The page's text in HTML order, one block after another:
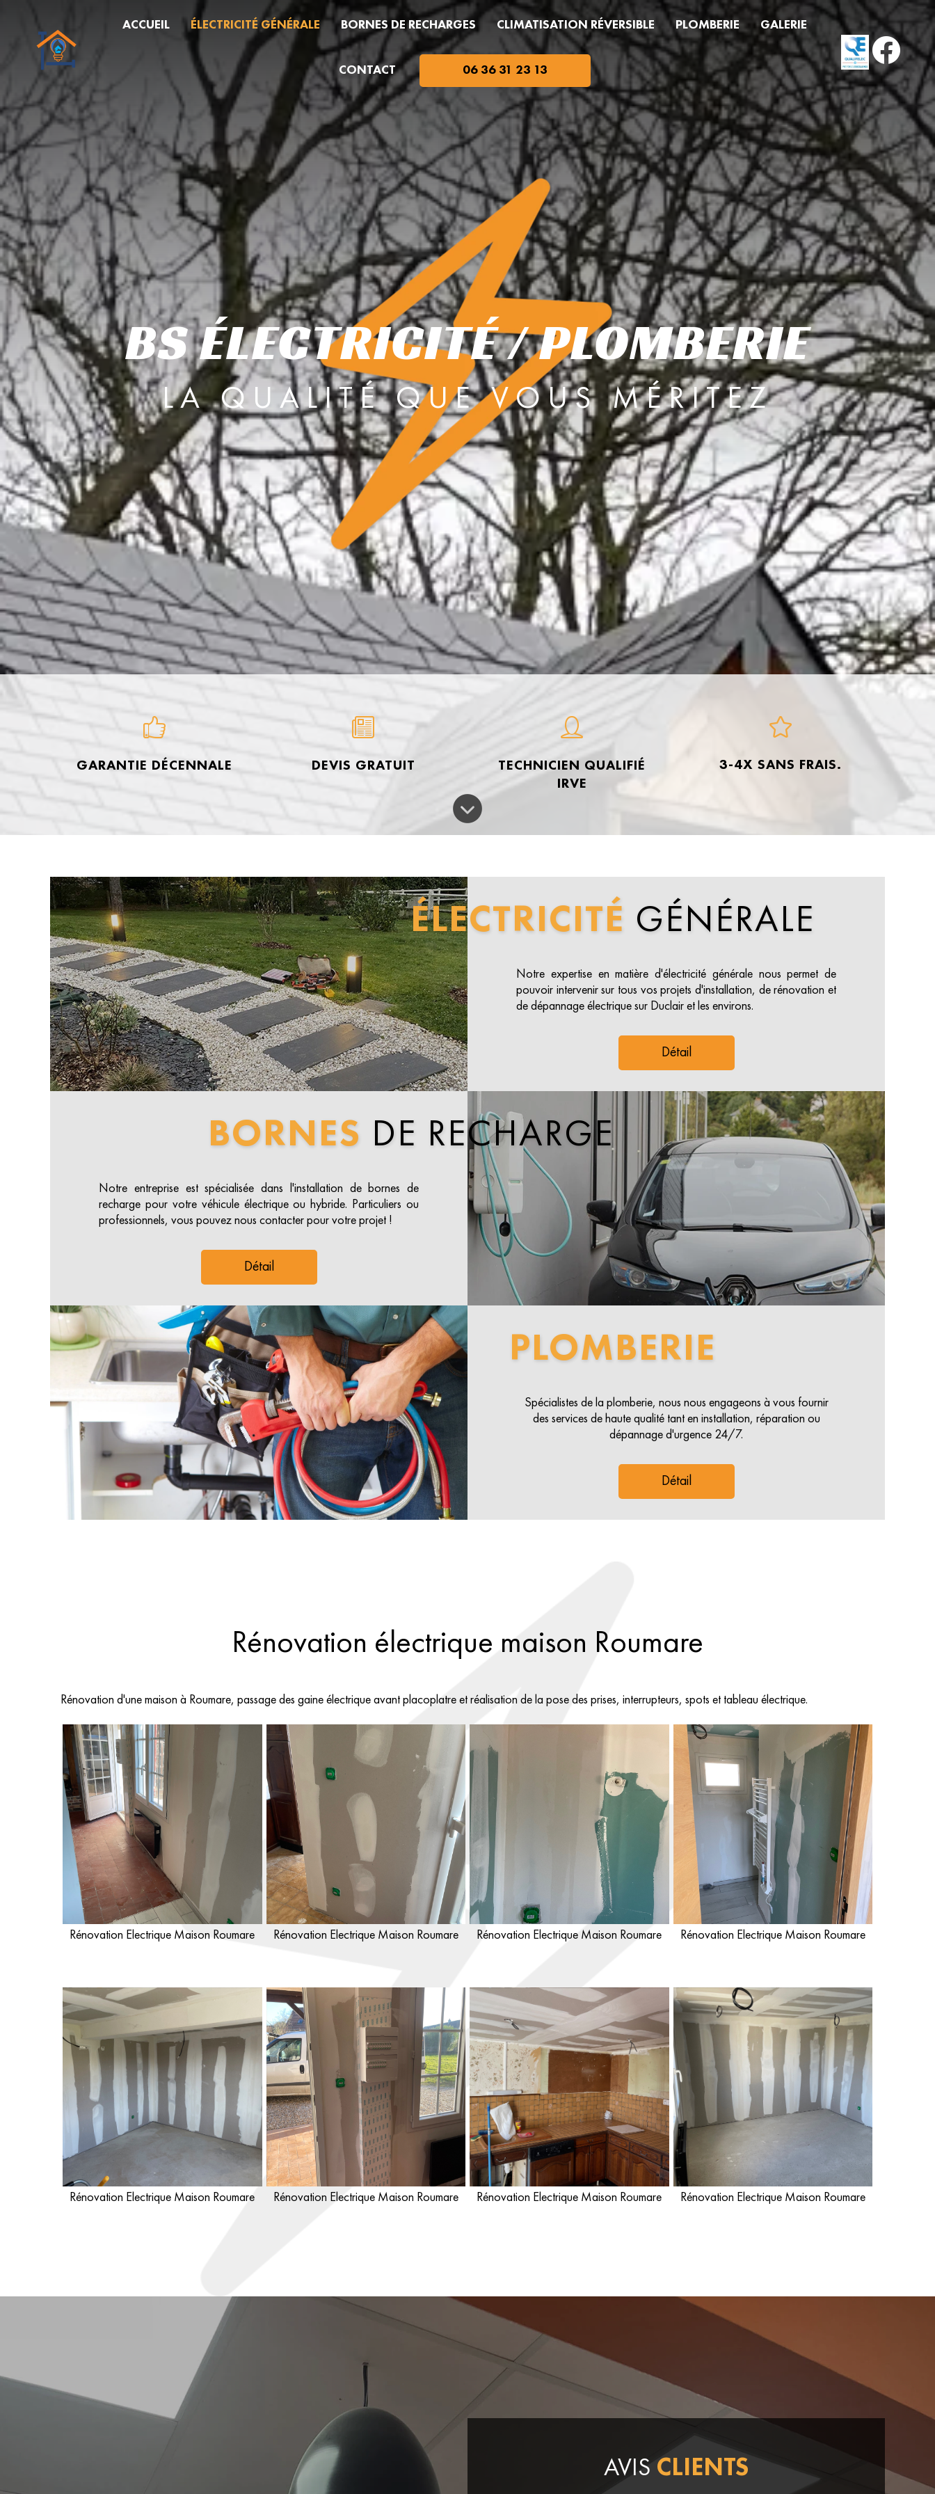
ACCUEIL ÉLECTRICITÉ GÉNÉRALE BORNES DE RECHARGES CLIMATISATION RÉVERSIBLE PLOMBERIE GALERIE
CONTACT 06 36 31 23 13
BS ÉLECTRICITÉ / PLOMBERIE
LA QUALITÉ QUE VOUS MÉRITEZ
GARANTIE DÉCENNALE DEVIS GRATUIT
TECHNICIEN QUALIFIÉ
IRVE
3-4X SANS FRAIS.
ÉLECTRICITÉ GÉNÉRALE
Notre expertise en matière d'électricité générale nous permet de
pouvoir intervenir sur tous vos projets d'installation, de rénovation et
de dépannage électrique sur Duclair et les environs.
Détail
BORNES DE RECHARGE
Notre entreprise est spécialisée dans l'installation de bornes de
recharge pour votre véhicule électrique ou hybride. Particuliers ou
professionnels, vous pouvez nous contacter pour votre projet !
Détail
PLOMBERIE
Spécialistes de la plomberie, nous nous engageons à vous fournir
des services de haute qualité tant en installation, réparation ou
dépannage d'urgence 24/7.
Détail
Rénovation électrique maison Roumare
Rénovation d'une maison à Roumare, passage des gaine électrique avant placoplatre et réalisation de la pose des prises, interrupteurs, spots et tableau électrique.
Rénovation Electrique Maison Roumare Rénovation Electrique Maison Roumare Rénovation Electrique Maison Roumare Rénovation Electrique Maison Roumare
Rénovation Electrique Maison Roumare Rénovation Electrique Maison Roumare Rénovation Electrique Maison Roumare Rénovation Electrique Maison Roumare
AVIS CLIENTS